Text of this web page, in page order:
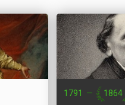
1791 — 1864